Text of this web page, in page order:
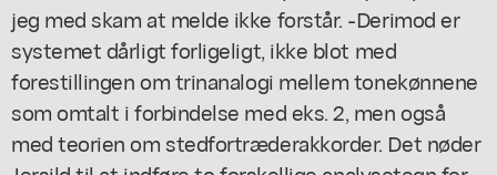
jeg med skam at melde ikke forstår. -Derimod er
systemet dårligt forligeligt, ikke blot med
forestillingen om trinanalogi mellem tonekønnene
som omtalt i forbindelse med eks. 2, men også
med teorien om stedfortræderakkorder. Det nøder